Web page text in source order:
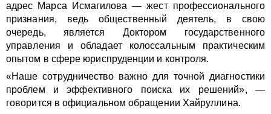
адрес Марса Исмагилова — жест профессионального
признания, ведь общественный деятель, в свою
очередь, является Доктором государственного
управления и обладает колоссальным практическим
опытом в сфере юриспруденции и контроля.
«Наше сотрудничество важно для точной диагностики
проблем и эффективного поиска их решений», —
говорится в официальном обращении Хайруллина.